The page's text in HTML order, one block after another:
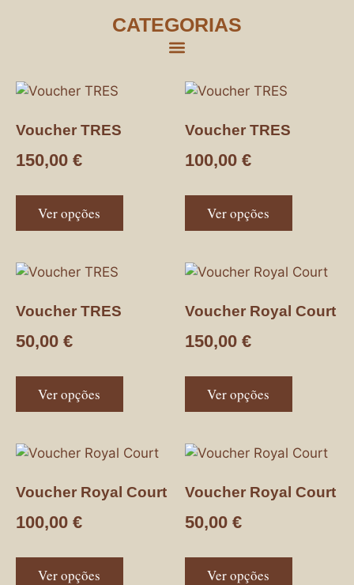
CATEGORIAS
Voucher TRES
150,00 €
Ver opções
Voucher TRES
100,00 €
Ver opções
Voucher TRES
50,00 €
Ver opções
Voucher Royal Court
150,00 €
Ver opções
Voucher Royal Court
100,00 €
Ver opções
Voucher Royal Court
50,00 €
Ver opções